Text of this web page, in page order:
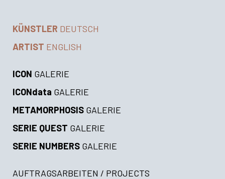
KÜNSTLER DEUTSCH
ARTIST ENGLISH
ICON GALERIE
ICONdata GALERIE
METAMORPHOSIS GALERIE
SERIE QUEST GALERIE
SERIE NUMBERS GALERIE
AUFTRAGSARBEITEN / PROJECTS